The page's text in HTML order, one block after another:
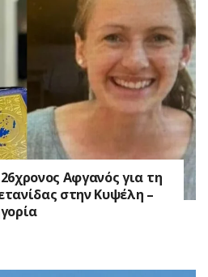
Αφγανός για τη
στην Κυψέλη –